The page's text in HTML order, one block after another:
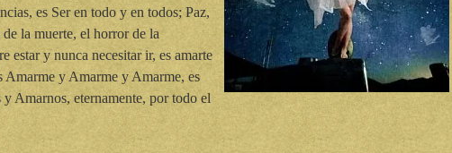
es Ser en todo y en todos; Paz,
la muerte, el horror de la
estar y nunca necesitar ir, es amarte
Amarme y Amarme y Amarme, es
Amarnos, eternamente, por todo el